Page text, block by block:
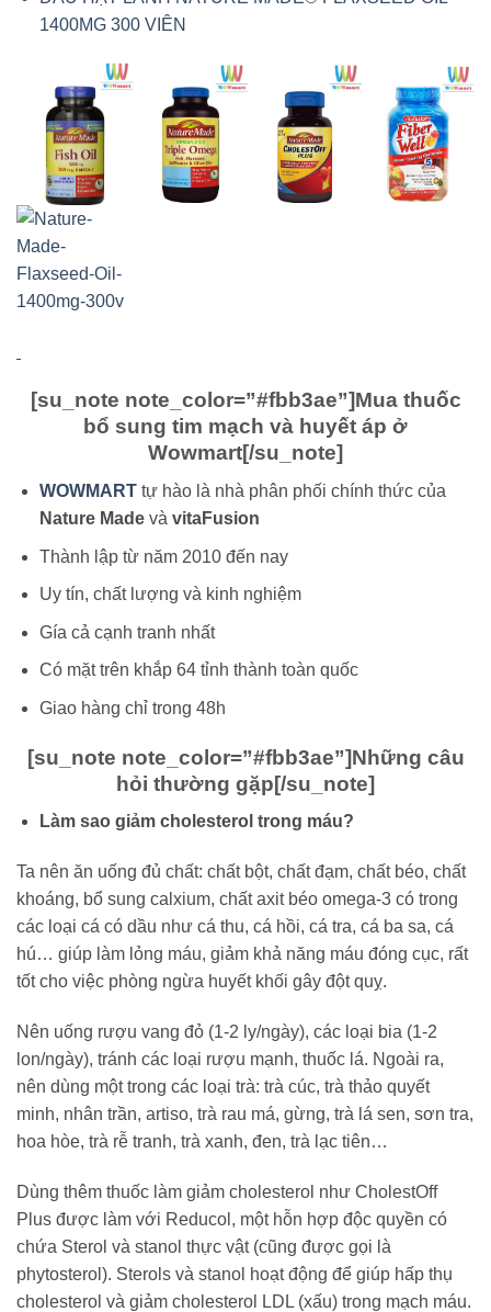
1400MG 300 VIÊN
[su_note note_color=”#fbb3ae”]Mua thuốc
bổ sung tim mạch và huyết áp ở
Wowmart[/su_note]
WOWMARTtự hào là nhà phân phối chính thức của
Nature Madevà vitaFusion
Thành lập từ năm 2010 đến nay
Uy tín, chất lượng và kinh nghiệm
Gía cả cạnh tranh nhất
Có mặt trên khắp 64 tỉnh thành toàn quốc
Giao hàng chỉ trong 48h
[su_note note_color=”#fbb3ae”]Những câu
hỏi thường gặp[/su_note]
Làm sao giảm cholesterol trong máu?
Ta nên ăn uống đủ chất: chất bột, chất đạm, chất béo, chất
khoáng, bổ sung calxium, chất axit béo omega-3 có trong
các loại cá có dầu như cá thu, cá hồi, cá tra, cá ba sa, cá
hú… giúp làm lỏng máu, giảm khả năng máu đóng cục, rất
tốt cho việc phòng ngừa huyết khối gây đột quỵ.
Nên uống rượu vang đỏ (1-2 ly/ngày), các loại bia (1-2
lon/ngày), tránh các loại rượu mạnh, thuốc lá. Ngoài ra,
nên dùng một trong các loại trà: trà cúc, trà thảo quyết
minh, nhân trần, artiso, trà rau má, gừng, trà lá sen, sơn tra,
hoa hòe, trà rễ tranh, trà xanh, đen, trà lạc tiên…
Dùng thêm thuốc làm giảm cholesterol như CholestOff
Plus được làm với Reducol, một hỗn hợp độc quyền có
chứa Sterol và stanol thực vật (cũng được gọi là
phytosterol). Sterols và stanol hoạt động để giúp hấp thụ
cholesterol và giảm cholesterol LDL (xấu) trong mạch máu.